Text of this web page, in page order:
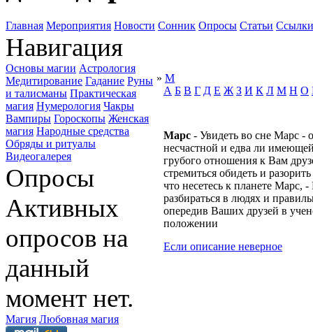
Главная Мероприятия Новости Сонник Опросы Статьи Ссылки
Навигация
Основы магии Астрология
Медитирование Гадание Руны
и талисманы Практическая
магия Нумерология Чакры
Вампиры Гороскопы Женская
магия Народные средства
Обряды и ритуалы
Видеогалерея
Опросы
Активных
опросов на
данный
момент нет.
» М
А Б В Г Д Е Ж З И К Л М Н О
Марс - Увидеть во сне Марс -
несчастной и едва ли
грубого отношения к Вам
стремиться обидеть и
что несетесь к планете Марс,
разбираться в людях и
опередив Ваших друзей в
положении
Если описание неверное
Магия Любовная магия